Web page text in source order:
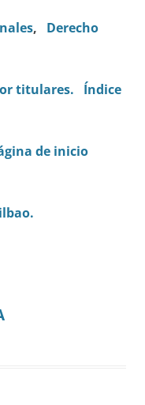
, Derecho
titulares.
Índice
de inicio